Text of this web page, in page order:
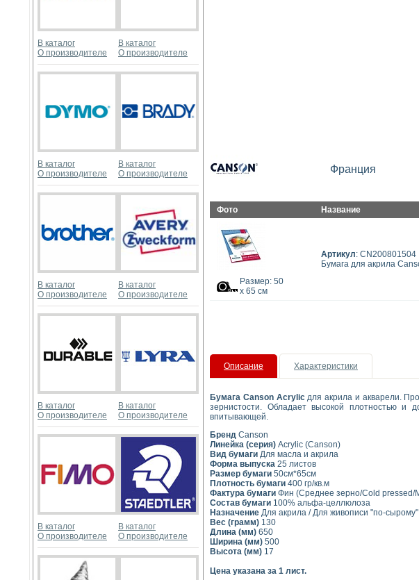
В каталог
О производителе
В каталог
О производителе
В каталог
О производителе
В каталог
О производителе
В каталог
О производителе
В каталог
О производителе
В каталог
О производителе
В каталог
О производителе
В каталог
О производителе
В каталог
О производителе
Франция
Фото Название
Размер: 50
x 65 см
Артикул: CN200801504
Бумага для акрила
Описание Характеристики
Бумага Canson Acrylicдля акрила и акварели.
зернистости. Обладает высокой плотностью и
впитывающей.
Бренд Canson
Линейка (серия) Acrylic (Canson)
Вид бумаги Для масла и акрила
Форма выпуска 25 листов
Размер бумаги 50см*65см
Плотность бумаги 400 гр/кв.м
Фактура бумаги Фин (Среднее зерно/Cold pressed/
Состав бумаги 100% альфа-целлюлоза
Назначение Для акрила / Для живописи "по-сырому"
Вес (грамм) 130
Длина (мм) 650
Ширина (мм) 500
Высота (мм) 17
Цена указана за 1 лист.